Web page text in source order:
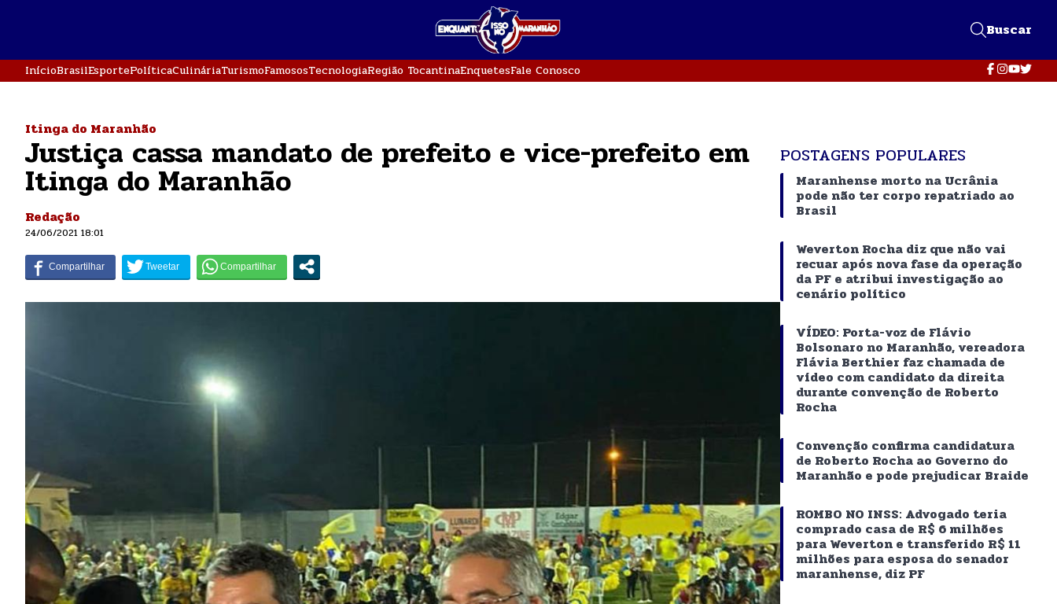
Buscar
InícioBrasilEsportePolíticaCulináriaTurismoFamososTecnologiaRegião TocantinaEnquetesFale Conosco
Itinga do Maranhão
Justiça cassa mandato de prefeito e vice-prefeito em
Itinga do Maranhão
Redação
24/06/2021 18:01
POSTAGENS POPULARES
Maranhense morto na Ucrânia
pode não ter corpo repatriado ao
Brasil
Weverton Rocha diz que não vai
recuar após nova fase da operação
da PF e atribui investigação ao
cenário político
VÍDEO: Porta-voz de Flávio
Bolsonaro no Maranhão, vereadora
Flávia Berthier faz chamada de
vídeo com candidato da direita
durante convenção de Roberto
Rocha
Convenção confirma candidatura
de Roberto Rocha ao Governo do
Maranhão e pode prejudicar Braide
ROMBO NO INSS: Advogado teria
comprado casa de R$ 6 milhões
para Weverton e transferido R$ 11
milhões para esposa do senador
maranhense, diz PF